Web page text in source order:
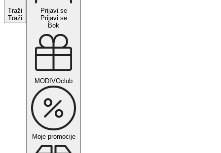
Traži
Traži
Prijavi se
Prijavi se
Bok
MODIVOclub
Moje promocije